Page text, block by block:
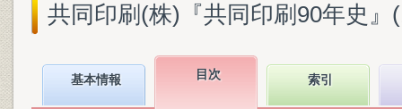
共同印刷(株)『共同印刷90年史』
基本情報 目次 索引